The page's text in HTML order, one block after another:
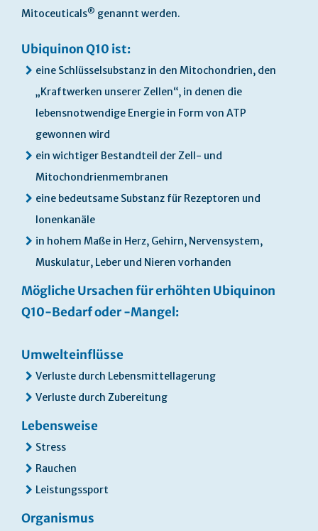
Mitoceuticals® genannt werden.
Ubiquinon Q10 ist:
eine Schlüsselsubstanz in den Mitochondrien, den
„Kraftwerken unserer Zellen“, in denen die
lebensnotwendige Energie in Form von ATP
gewonnen wird
ein wichtiger Bestandteil der Zell- und
Mitochondrienmembranen
eine bedeutsame Substanz für Rezeptoren und
Ionenkanäle
in hohem Maße in Herz, Gehirn, Nervensystem,
Muskulatur, Leber und Nieren vorhanden
Mögliche Ursachen für erhöhten Ubiquinon
Q10-Bedarf oder -Mangel:
Umwelteinflüsse
Verluste durch Lebensmittellagerung
Verluste durch Zubereitung
Lebensweise
Stress
Rauchen
Leistungssport
Organismus